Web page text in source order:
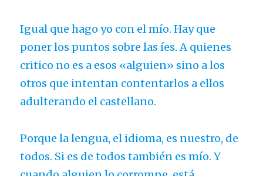
Igual que hago yo con el mío. Hay que
poner los puntos sobre las íes. A quienes
critico no es a esos «alguien» sino a los
otros que intentan contentarlos a ellos
adulterando el castellano.
Porque la lengua, el idioma, es nuestro, de
todos. Si es de todos también es mío. Y